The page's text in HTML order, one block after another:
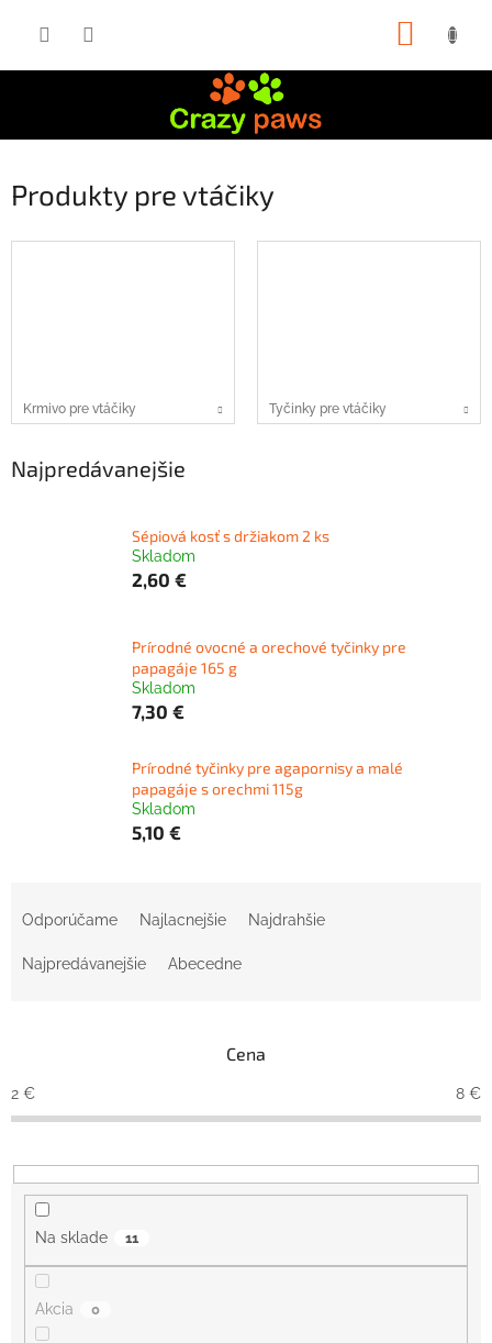
Produkty pre vtáčiky
Krmivo pre vtáčiky Tyčinky pre vtáčiky
Najpredávanejšie
Sépiová kosť s držiakom 2 ks
Skladom
2,60 €
Prírodné ovocné a orechové tyčinky pre
papagáje 165 g
Skladom
7,30 €
Prírodné tyčinky pre agapornisy a malé
papagáje s orechmi 115g
Skladom
5,10 €
r
o
u
k
Odporúčame Najlacnejšie Najdrahšie
Najpredávanejšie Abecedne
Cena
2 € 8 €
Na sklade 11
Akcia 0